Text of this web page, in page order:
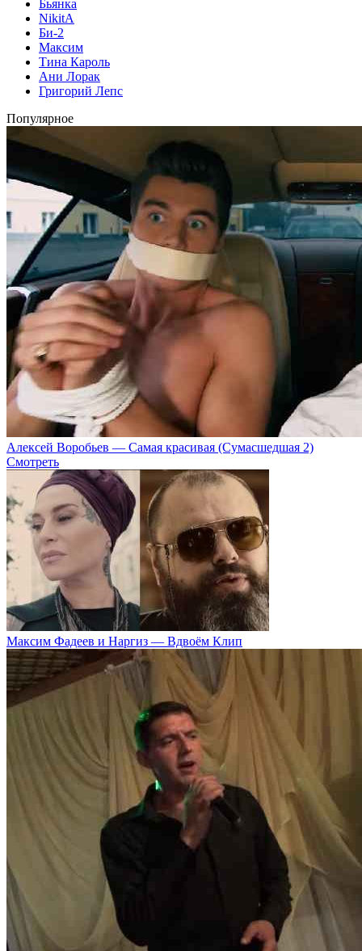
Бьянка
NikitA
Би-2
Максим
Тина Кароль
Ани Лорак
Григорий Лепс
Популярное
Алексей Воробьев — Самая красивая (Сумасшедшая 2)
Смотреть
Максим Фадеев и Наргиз — Вдвоём Клип